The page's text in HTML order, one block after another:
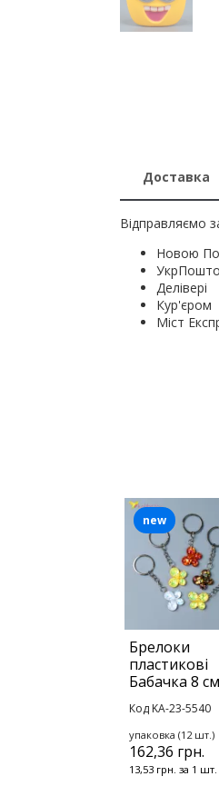
Доставка
Відправляємо
Новою
Делівері
Кур'єром
Міст
Брелоки
пластикові
Бабачка 8 см
Код KA-23-5540
упаковка (12 шт.)
162,36 грн.
13,53 грн. за 1 шт.
new